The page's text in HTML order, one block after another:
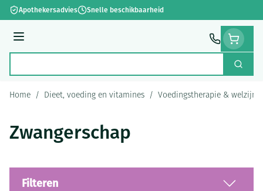
Ga naar de inhoud
Apothekersadvies Snelle beschikbaarheid
Menu
Zoek
Home / Dieet, voeding en vitamines / Voedingstherapie & welzijn
Zwangerschap
Filteren